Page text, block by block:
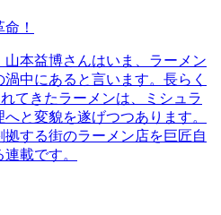
！
山本益博さんはいま、ラーメン
中にあると言います。長らく
てきたラーメンは、ミシュラ
と変貌を遂げつつあります。
する街のラーメン店を巨匠自
載です。